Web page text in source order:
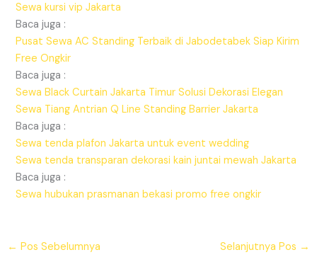
Sewa kursi vip Jakarta
Baca juga :
Pusat Sewa AC Standing Terbaik di Jabodetabek Siap Kirim
Free Ongkir
Baca juga :
Sewa Black Curtain Jakarta Timur Solusi Dekorasi Elegan
Sewa Tiang Antrian Q Line Standing Barrier Jakarta
Baca juga :
Sewa tenda plafon Jakarta untuk event wedding
Sewa tenda transparan dekorasi kain juntai mewah Jakarta
Baca juga :
Sewa hubukan prasmanan bekasi promo free ongkir
← Pos Sebelumnya Selanjutnya Pos →